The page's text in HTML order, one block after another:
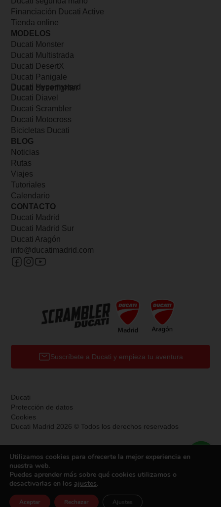
Financiación Ducati Active
Tienda online
MODELOS
Ducati Monster
Ducati Multistrada
Ducati DesertX
Ducati Panigale
Ducati Streetfighter
Ducati Hypermotard
Ducati Diavel
Ducati Scrambler
Ducati Motocross
Bicicletas Ducati
BLOG
Noticias
Rutas
Viajes
Tutoriales
Calendario
CONTACTO
Ducati Madrid
Ducati Madrid Sur
Ducati Aragón
info@ducatimadrid.com
Suscríbete a Ducati y empieza tu aventura
Ducati
Protección de datos
Cookies
Ducati Madrid 2026 © Todos los derechos reservados
Utilizamos cookies para ofrecerte la mejor experiencia en
nuestra web.
Puedes aprender más sobre qué cookies utilizamos o
desactivarlas en los ajustes.
Aceptar Rechazar Ajustes